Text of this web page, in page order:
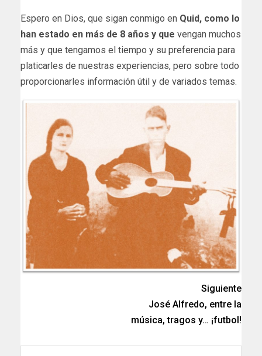
Espero en Dios, que sigan conmigo en Quid, como lo
han estado en más de 8 años y que vengan muchos
más y que tengamos el tiempo y su preferencia para
platicarles de nuestras experiencias, pero sobre todo
proporcionarles información útil y de variados temas.
Siguiente
José Alfredo, entre la
música, tragos y… ¡futbol!